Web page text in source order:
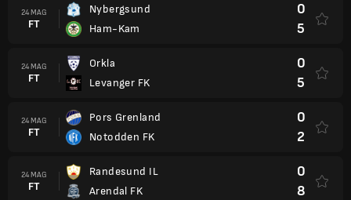
24 MAG
FT
Nybergsund
Ham-Kam
0
5
24 MAG
FT
Orkla
Levanger FK
0
5
24 MAG
FT
Pors Grenland
Notodden FK
0
2
24 MAG
FT
Randesund IL
Arendal FK
0
8